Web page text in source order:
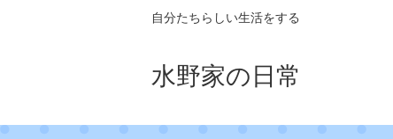
自分たちらしい生活をする
水野家の日常